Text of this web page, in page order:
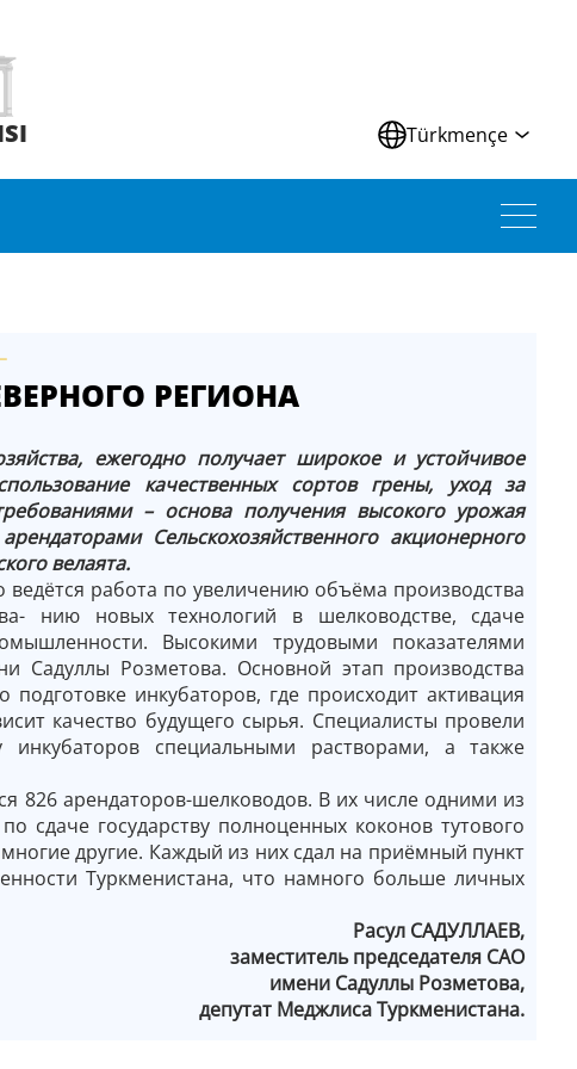
Türkmençe
РЕГИОНА
ежегодно получает широкое и устойчивое
качественных сортов грены, уход за
– основа получения высокого урожая
Сельскохозяйственного акционерного
велаята.
работа по увеличению объёма производства
нию новых технологий в шелководстве, сдаче
Высокими трудовыми показателями
Розметова. Основной этап производства
инкубаторов, где происходит активация
качество будущего сырья. Специалисты провели
специальными растворами, а также
826 арендаторов-шелководов. В их числе одними из
сдаче государству полноценных коконов тутового
другие. Каждый из них сдал на приёмный пункт
Туркменистана, что намного больше личных
Pасул САДУЛЛАЕВ,
заместитель председателя САО
имени Садуллы Pозметова,
депутат Mеджлиса Tуркменистана.